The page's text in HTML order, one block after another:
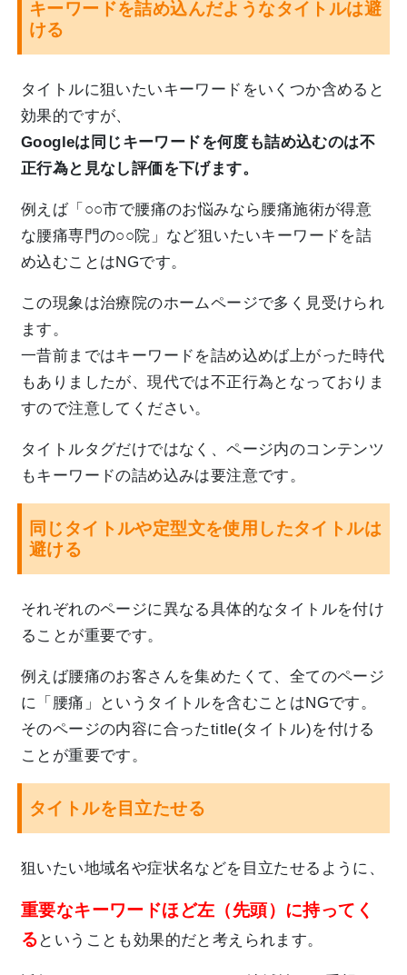
キーワードを詰め込んだようなタイトルは避
ける
タイトルに狙いたいキーワードをいくつか含めると
効果的ですが、
Googleは同じキーワードを何度も詰め込むのは不
正行為と見なし評価を下げます。
例えば「○○市で腰痛のお悩みなら腰痛施術が得意
な腰痛専門の○○院」など狙いたいキーワードを詰
め込むことはNGです。
この現象は治療院のホームページで多く見受けられ
ます。
一昔前まではキーワードを詰め込めば上がった時代
もありましたが、現代では不正行為となっておりま
すので注意してください。
タイトルタグだけではなく、ページ内のコンテンツ
もキーワードの詰め込みは要注意です。
同じタイトルや定型文を使用したタイトルは
避ける
それぞれのページに異なる具体的なタイトルを付け
ることが重要です。
例えば腰痛のお客さんを集めたくて、全てのページ
に「腰痛」というタイトルを含むことはNGです。
そのページの内容に合ったtitle(タイトル)を付ける
ことが重要です。
タイトルを目立たせる
狙いたい地域名や症状名などを目立たせるように、
重要なキーワードほど左（先頭）に持ってく
る ということも効果的だと考えられます。